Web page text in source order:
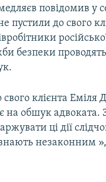
повідомив у
пустили до свого
безпеки проводять
клієнта Еміля
на обшук адвоката.
ці дії
незаконним »,